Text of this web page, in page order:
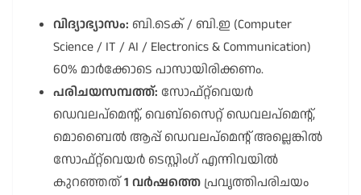
വിദ്യാഭ്യാസം: ബി.ടെക് / ബി.ഇ (Computer
Science / IT / AI / Electronics & Communication)
60% മാർക്കോടെ പാസായിരിക്കണം.
പരിചയസമ്പത്ത്: സോഫ്റ്റ്‌വെയർ
ഡെവലപ്‌മെന്റ്, വെബ്സൈറ്റ് ഡെവലപ്‌മെന്റ്,
മൊബൈൽ ആപ്പ് ഡെവലപ്‌മെന്റ് അല്ലെങ്കിൽ
സോഫ്റ്റ്‌വെയർ ടെസ്റ്റിംഗ് എന്നിവയിൽ
കുറഞ്ഞത്1 വർഷത്തെ പ്രവൃത്തിപരിചയം